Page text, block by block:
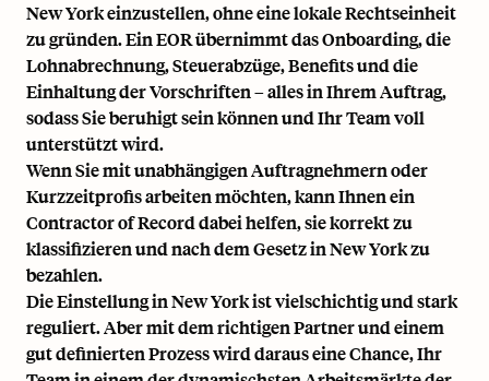
New York einzustellen, ohne eine lokale Rechtseinheit
zu gründen. Ein EOR übernimmt das Onboarding, die
Lohnabrechnung, Steuerabzüge, Benefits und die
Einhaltung der Vorschriften – alles in Ihrem Auftrag,
sodass Sie beruhigt sein können und Ihr Team voll
unterstützt wird.
Wenn Sie mit unabhängigen Auftragnehmern oder
Kurzzeitprofis arbeiten möchten, kann Ihnen ein
Contractor of Record dabei helfen, sie korrekt zu
klassifizieren und nach dem Gesetz in New York zu
bezahlen.
Die Einstellung in New York ist vielschichtig und stark
reguliert. Aber mit dem richtigen Partner und einem
gut definierten Prozess wird daraus eine Chance, Ihr